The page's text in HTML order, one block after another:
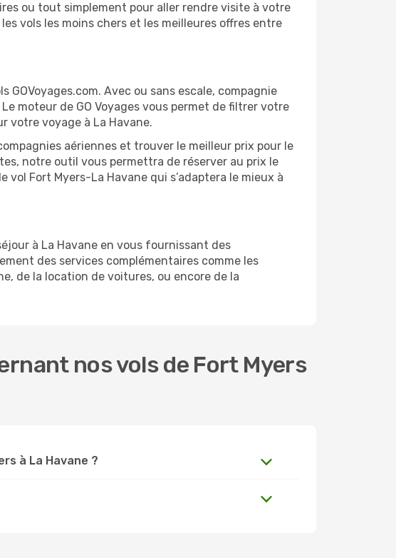
ou tout simplement pour aller rendre visite à votre
vols les moins chers et les meilleures offres entre
Avec ou sans escale, compagnie
moteur de GO Voyages vous permet de filtrer votre
votre voyage à La Havane.
aériennes et trouver le meilleur prix pour le
notre outil vous permettra de réserver au prix le
Fort Myers-La Havane qui s’adaptera le mieux à
à La Havane en vous fournissant des
des services complémentaires comme les
de la location de voitures, ou encore de la
nos vols de Fort Myers
à La Havane ?